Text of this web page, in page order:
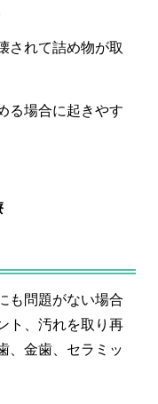
されて詰め物が取
る場合に起きやす
も問題がない場合
ト、汚れを取り再
、金歯、セラミッ